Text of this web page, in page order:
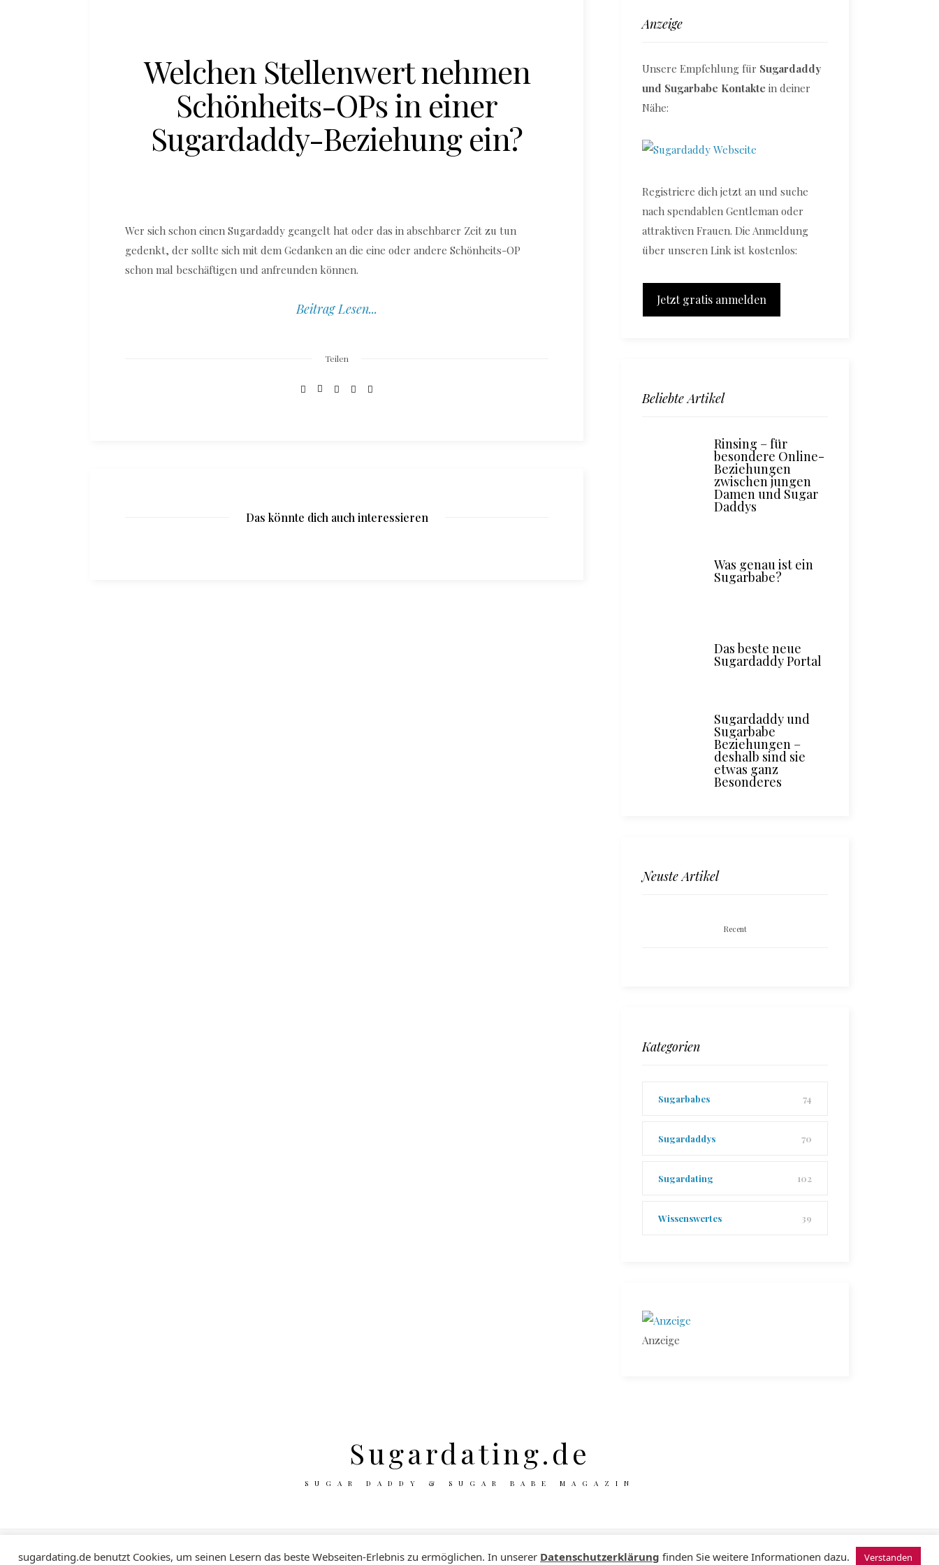
Welchen Stellenwert nehmen
Schönheits-OPs in einer
Sugardaddy-Beziehung ein?
Wer sich schon einen Sugardaddy geangelt hat oder das in absehbarer Zeit zu tun
gedenkt, der sollte sich mit dem Gedanken an die eine oder andere Schönheits-OP
schon mal beschäftigen und anfreunden können.
Beitrag Lesen...
Teilen
Das könnte dich auch interessieren
Anzeige
Unsere Empfehlung für Sugardaddy
und Sugarbabe Kontakte in deiner
Nähe:
Registriere dich jetzt an und suche
nach spendablen Gentleman oder
attraktiven Frauen. Die Anmeldung
über unseren Link ist kostenlos:
Jetzt gratis anmelden
Beliebte Artikel
Rinsing – für
besondere Online-
Beziehungen
zwischen jungen
Damen und Sugar
Daddys
Was genau ist ein
Sugarbabe?
Das beste neue
Sugardaddy Portal
Sugardaddy und
Sugarbabe
Beziehungen –
deshalb sind sie
etwas ganz
Besonderes
Neuste Artikel
Recent
Kategorien
Sugarbabes 74
Sugardaddys 70
Sugardating 102
Wissenswertes 39
Anzeige
Sugardating.de
SUGAR DADDY & SUGAR BABE MAGAZIN
Impressum Datenschutzerklärung © 2024 Sugardating.de
sugardating.de benutzt Cookies, um seinen Lesern das beste Webseiten-Erlebnis zu ermöglichen. In unserer Datenschutzerklärung finden Sie weitere Informationen dazu. Verstanden